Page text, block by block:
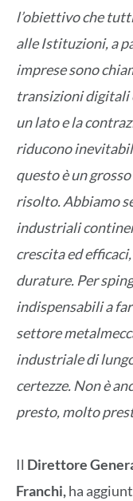
l’obiettivo che
alle Istituzioni, a
imprese sono
transizioni digitali
un lato e la
riducono
questo è un
risolto. Abbiamo
industriali
crescita ed
durature. Per
indispensabili a
settore
industriale di
certezze. Non è
presto, molto
Il Direttore
Franchi,ha